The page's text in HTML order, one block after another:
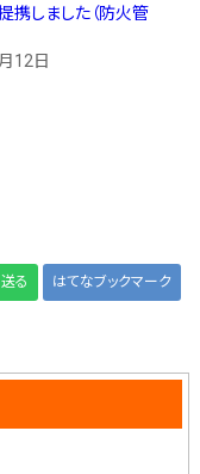
携しました（防火管
12日
る はてなブックマーク